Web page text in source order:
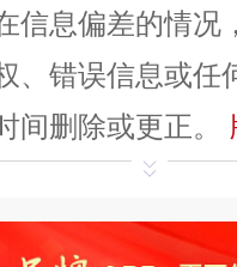
信息偏差的情况
、错误信息或任
间删除或更正。
有内容（文字
产权归本站所